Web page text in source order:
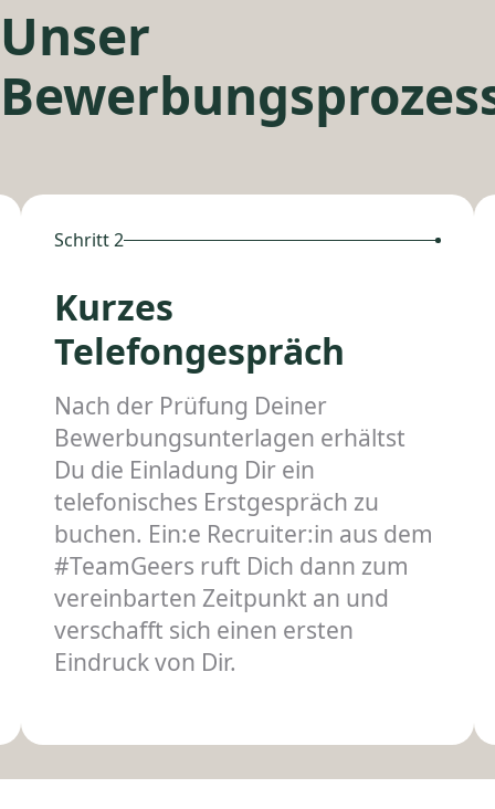
Unser
Schritt 2
Kurzes
Telefongespräch
Nach der Prüfung Deiner
Bewerbungsunterlagen erhältst
Du die Einladung Dir ein
telefonisches Erstgespräch zu
buchen. Ein:e Recruiter:in aus dem
#TeamGeers ruft Dich dann zum
vereinbarten Zeitpunkt an und
verschafft sich einen ersten
Eindruck von Dir.